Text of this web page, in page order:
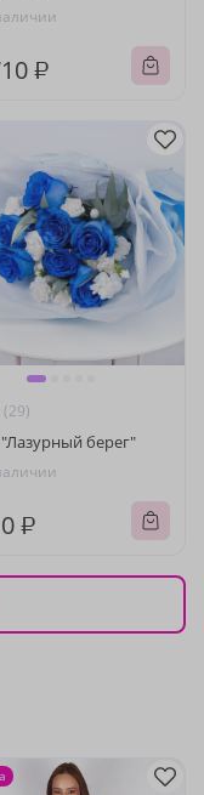
₽
(29)
"Лазурный берег"
₽